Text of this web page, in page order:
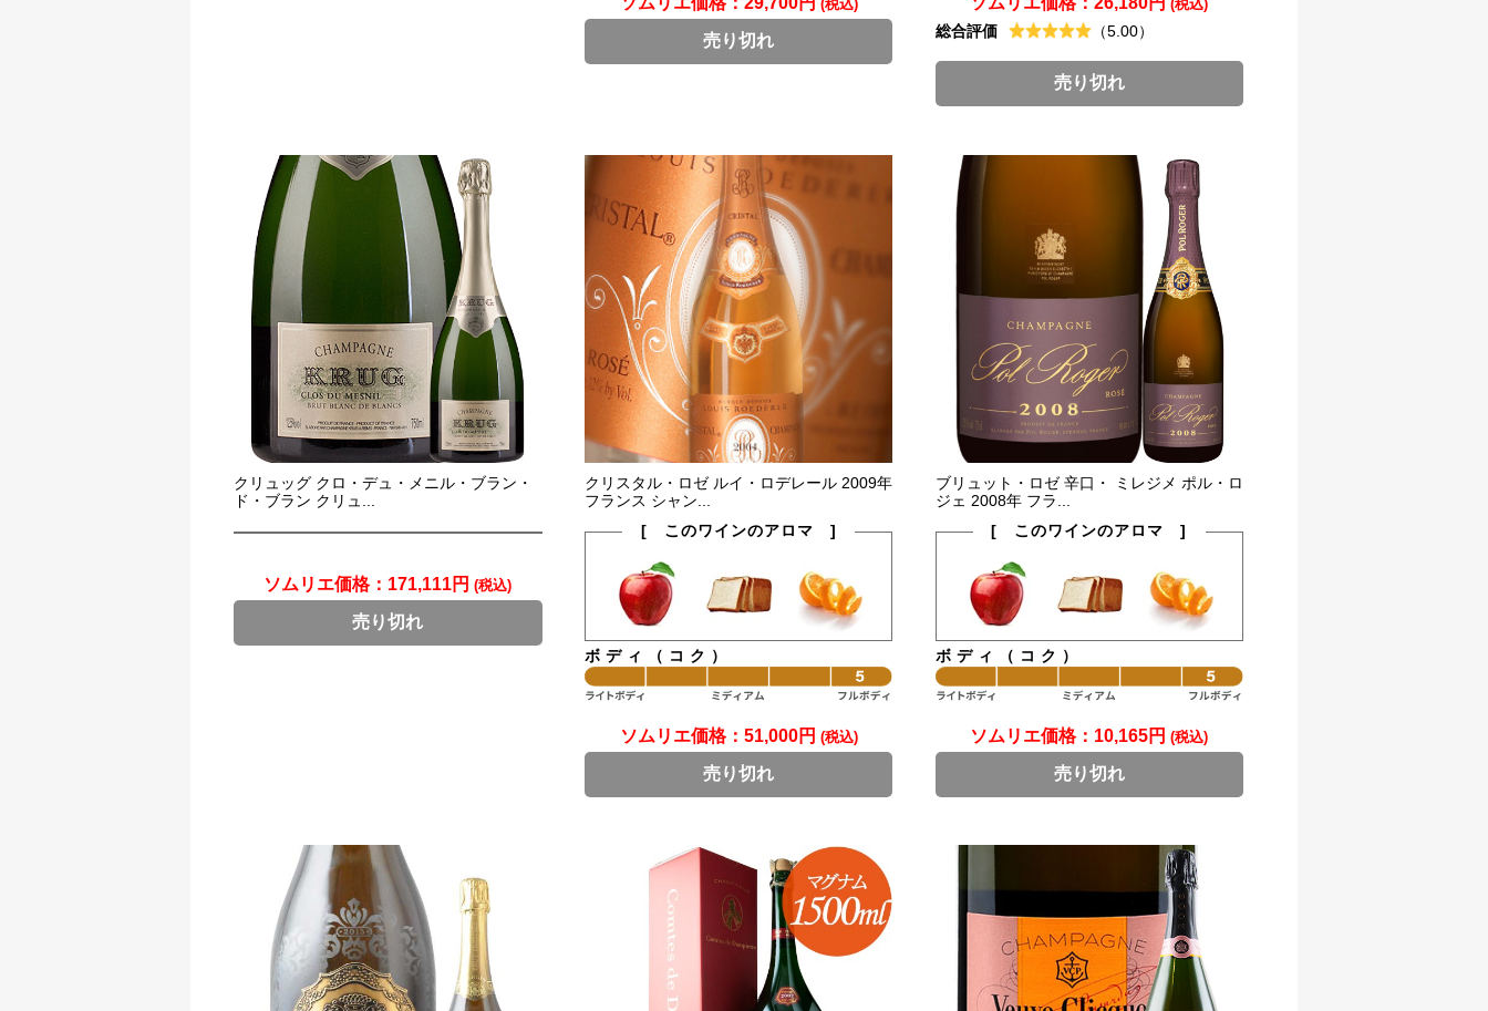
(税込)
売り切れ
(税込)
総合評価 （5.00）
売り切れ
クリュッグ クロ・デュ・メニル・ブラン・
ド・ブラン クリュ...
ソムリエ価格： 171,111円 (税込)
売り切れ
クリスタル・ロゼ ルイ・ロデレール 2009年
フランス シャン...
[ このワインのアロマ ]
ボディ（コク）
ソムリエ価格： 51,000円 (税込)
売り切れ
ブリュット・ロゼ 辛口・ ミレジメ ポル・ロ
ジェ 2008年 フラ...
[ このワインのアロマ ]
ボディ（コク）
ソムリエ価格： 10,165円 (税込)
売り切れ